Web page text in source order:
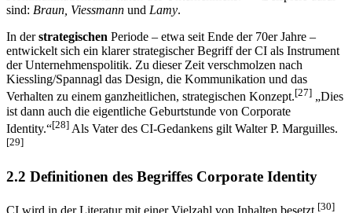
Kommunikationsaktivitäten des Unternehmens.
In derstrategischenPeriode – etwa seit Ende der 70er Jahre –
entwickelt sich ein klarer strategischer Begriff der CI als Instrument
der Unternehmenspolitik. Zu dieser Zeit verschmolzen nach
Kiessling/Spannagl das Design, die Kommunikation und das
Verhalten zu einem ganzheitlichen, strategischen Konzept.
ist dann auch die eigentliche Geburtstunde von Corporate
Identity.“